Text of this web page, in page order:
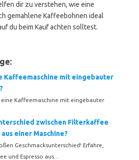
dir zu verstehen, wie eine
gemahlene Kaffeebohnen ideal
du beim Kauf achten solltest.
Kaffeemaschine mit eingebauter
eine Kaffeemaschine mit eingebauter
zwischen Filterkaffee
einer Maschine?
Geschmacksunterschied! Erfahre,
und Espresso aus...